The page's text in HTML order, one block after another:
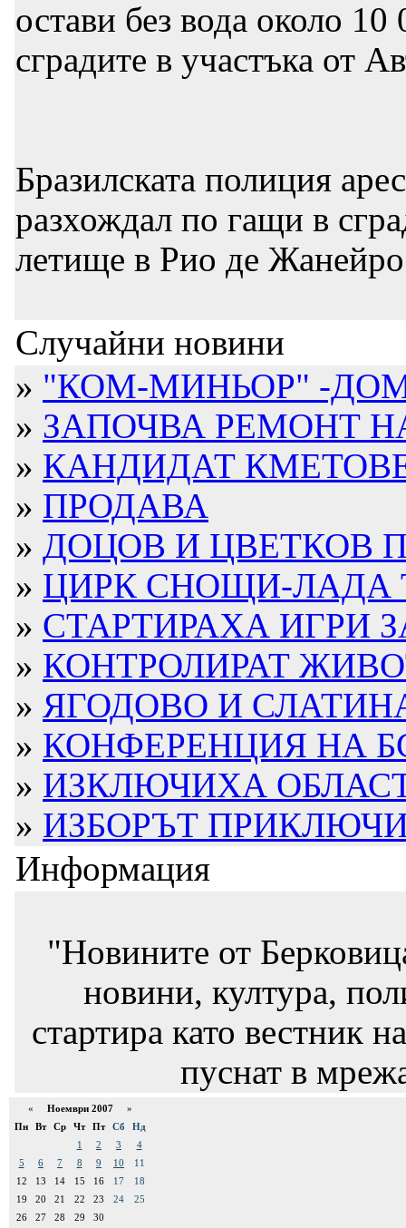
остави без вода около
сградите в участъка от
Бразилската полиция
разхождал по гащи в
летище в Рио де Жанейро
Случайни новини
» "КОМ-МИНЬОР" -
» ЗАПОЧВА РЕМОНТ
» КАНДИДАТ
» ПРОДАВА
» ДОЦОВ И ЦВЕТКОВ
» ЦИРК СНОЩИ-ЛАДА
» СТАРТИРАХА ИГРИ
» КОНТРОЛИРАТ
» ЯГОДОВО И
» КОНФЕРЕНЦИЯ НА
» ИЗКЛЮЧИХА
» ИЗБОРЪТ
Информация
"Новините от
новини, култура,
стартира като вестник
пуснат в
« Ноември 2007 »
Пн
Вт Ср Чт Пт Сб
Нд
1
2 3
4
5
6 7 8 9 10
11
12
13 14 15 16 17
18
19
20 21 22 23 24
25
26
27 28 29 30